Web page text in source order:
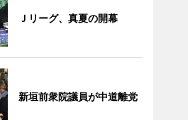
Ｊリーグ、真夏の開幕
新垣前衆院議員が中道離党